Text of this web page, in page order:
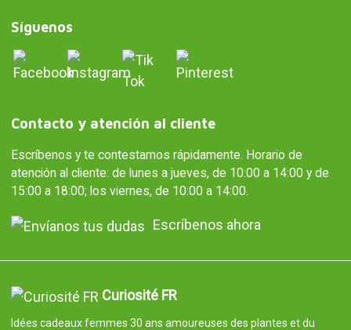
Síguenos
Contacto y atención al cliente
Escríbenos y te contestamos rápidamente. Horario de
atención al cliente: de lunes a jueves, de 10:00 a 14:00 y de
15:00 a 18:00; los viernes, de 10:00 a 14:00.
Escríbenos ahora
Curiosité FR
Idées cadeaux femmes 30 ans amoureuses des plantes et du